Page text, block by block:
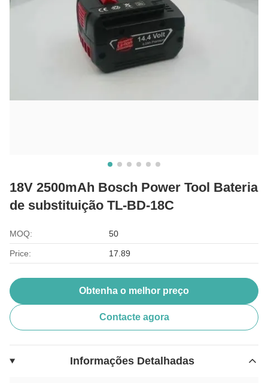
18V 2500mAh Bosch Power Tool Bateria
de substituição TL-BD-18C
MOQ: 50
Price: 17.89
Obtenha o melhor preço
Contacte agora
Informações Detalhadas